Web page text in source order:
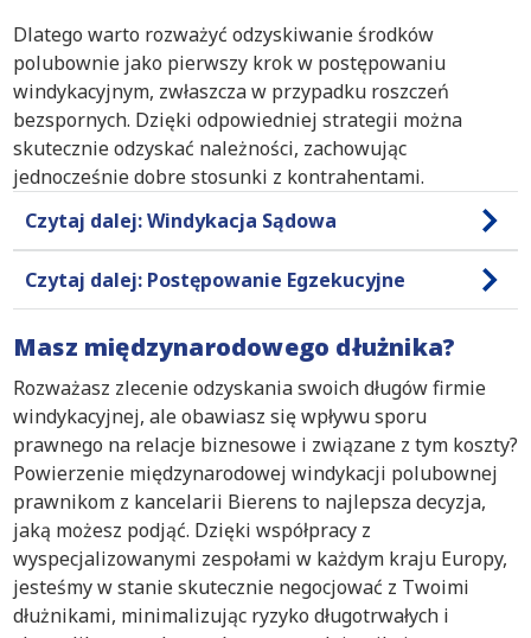
Dlatego warto rozważyć odzyskiwanie środków
polubownie jako pierwszy krok w postępowaniu
windykacyjnym, zwłaszcza w przypadku roszczeń
bezspornych. Dzięki odpowiedniej strategii można
skutecznie odzyskać należności, zachowując
jednocześnie dobre stosunki z kontrahentami.
Czytaj dalej: Windykacja Sądowa
Czytaj dalej: Postępowanie Egzekucyjne
Masz międzynarodowego dłużnika?
Rozważasz zlecenie odzyskania swoich długów firmie
windykacyjnej, ale obawiasz się wpływu sporu
prawnego na relacje biznesowe i związane z tym koszty?
Powierzenie międzynarodowej windykacji polubownej
prawnikom z kancelarii Bierens to najlepsza decyzja,
jaką możesz podjąć. Dzięki współpracy z
wyspecjalizowanymi zespołami w każdym kraju Europy,
jesteśmy w stanie skutecznie negocjować z Twoimi
dłużnikami, minimalizując ryzyko długotrwałych i